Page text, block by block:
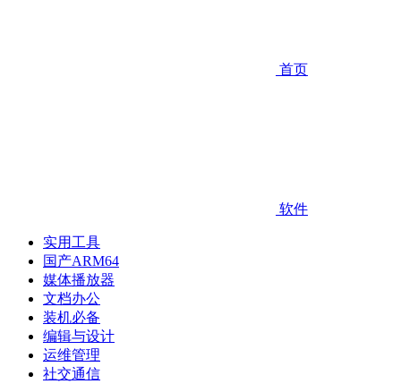
首页
软件
实用工具
国产ARM64
媒体播放器
文档办公
装机必备
编辑与设计
运维管理
社交通信